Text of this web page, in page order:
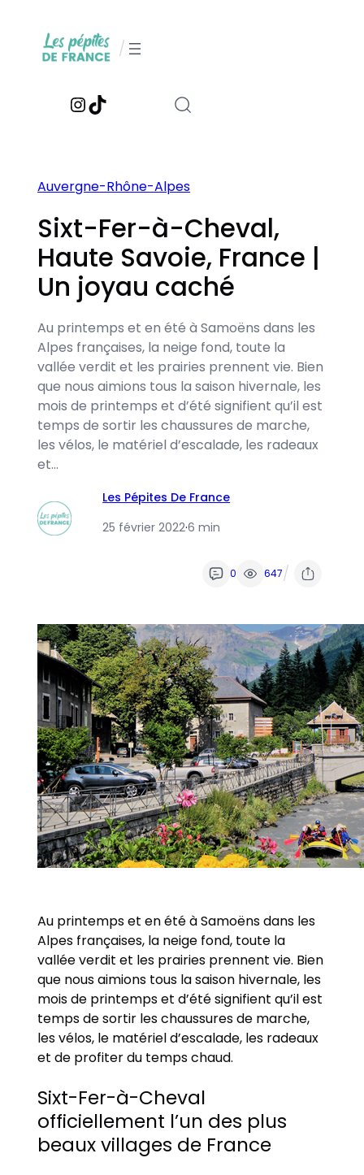
contenu
/
Instagram
TikTok
Auvergne-Rhône-Alpes
Sixt-Fer-à-Cheval,
Haute Savoie, France |
Un joyau caché
Au printemps et en été à Samoëns dans les
Alpes françaises, la neige fond, toute la
vallée verdit et les prairies prennent vie. Bien
que nous aimions tous la saison hivernale, les
mois de printemps et d’été signifient qu’il est
temps de sortir les chaussures de marche,
les vélos, le matériel d’escalade, les radeaux
et…
Les Pépites De France
25 février 2022·6 min
0 647/
Au printemps et en été à Samoëns dans les
Alpes françaises, la neige fond, toute la
vallée verdit et les prairies prennent vie. Bien
que nous aimions tous la saison hivernale, les
mois de printemps et d’été signifient qu’il est
temps de sortir les chaussures de marche,
les vélos, le matériel d’escalade, les radeaux
et de profiter du temps chaud.
Sixt-Fer-à-Cheval
officiellement l’un des plus
beaux villages de France